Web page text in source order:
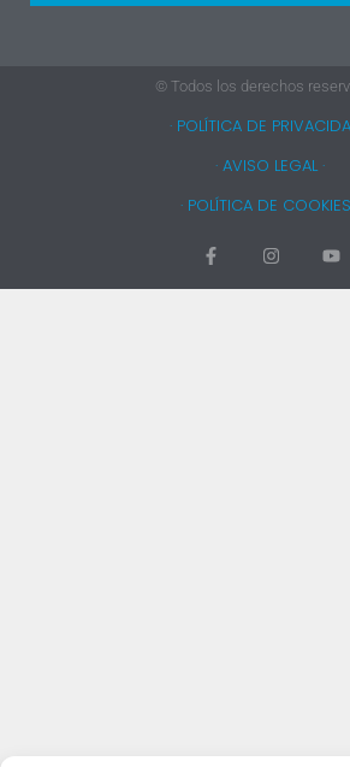
© Todos los derechos
· POLÍTICA DE
· AVISO LEGAL ·
· POLÍTICA DE